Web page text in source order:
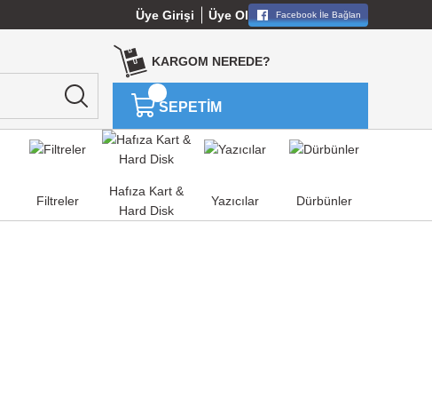
Üye Girişi Üye Ol Facebook İle Bağlan
KARGOM NEREDE?
SEPETİM
Filtreler
Hafıza Kart &
Hard Disk
Yazıcılar Dürbünler